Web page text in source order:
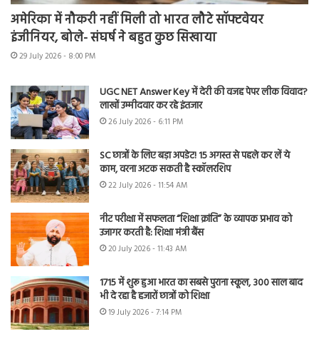
अमेरिका में नौकरी नहीं मिली तो भारत लौटे सॉफ्टवेयर
इंजीनियर, बोले- संघर्ष ने बहुत कुछ सिखाया
29 July 2026 - 8:00 PM
UGC NET Answer Key में देरी की वजह पेपर लीक विवाद?
लाखों उम्मीदवार कर रहे इंतजार
26 July 2026 - 6:11 PM
SC छात्रों के लिए बड़ा अपडेट! 15 अगस्त से पहले कर लें ये
काम, वरना अटक सकती है स्कॉलरशिप
22 July 2026 - 11:54 AM
नीट परीक्षा में सफलता “शिक्षा क्रांति” के व्यापक प्रभाव को
उजागर करती है: शिक्षा मंत्री बैंस
20 July 2026 - 11:43 AM
1715 में शुरू हुआ भारत का सबसे पुराना स्कूल, 300 साल बाद
भी दे रहा है हजारों छात्रों को शिक्षा
19 July 2026 - 7:14 PM